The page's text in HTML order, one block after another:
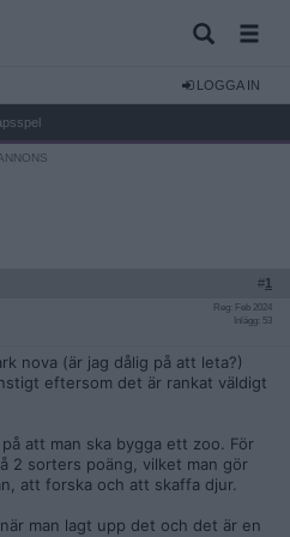
LOGGA IN
#1
Reg: Feb 2024
Inlägg: 53
nova (är jag dålig på att leta?)
eftersom det är rankat väldigt
att man ska bygga ett zoo. För
2 sorters poäng, vilket man gör
att forska och att skaffa djur.
man lagt upp det och det är en